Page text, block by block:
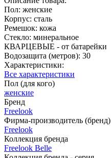
Пол: женские
Корпус: сталь
Ремешок: кожа
Стекло: минеральное
КВАРЦЕВЫЕ - от батарейки
Водозащита (метров): 30
Характеристики:
Все характеристики
Пол (для кого)
женские
Бренд
Freelook
Фирма-производитель (бренд)
Freelook
Коллекция бренда
Freelook Belle